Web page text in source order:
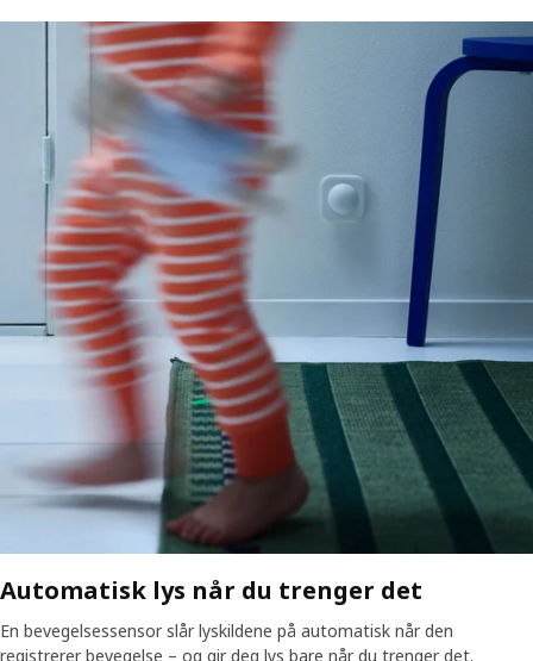
Automatisk lys når du trenger det
En bevegelsessensor slår lyskildene på automatisk når den
registrerer bevegelse – og gir deg lys bare når du trenger det.